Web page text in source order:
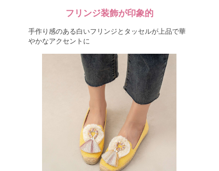
フリンジ装飾が印象的
手作り感のある白いフリンジとタッセルが上品で華
やかなアクセントに